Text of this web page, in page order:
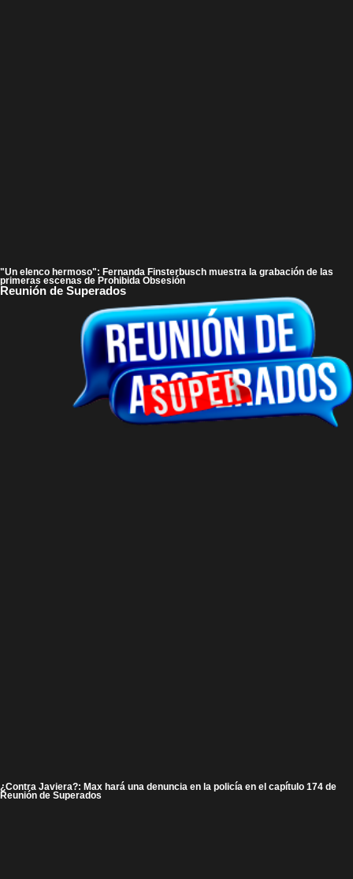
"Un elenco hermoso": Fernanda Finsterbusch muestra la grabación de las
primeras escenas de Prohibida Obsesión
Reunión de Superados
¿Contra Javiera?: Max hará una denuncia en la policía en el capítulo 174 de
Reunión de Superados